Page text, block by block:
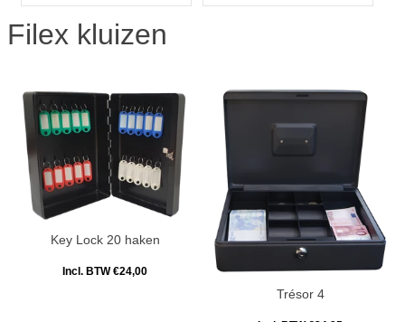
Filex kluizen
Key Lock 20 haken
Incl. BTW €24,00
Trésor 4